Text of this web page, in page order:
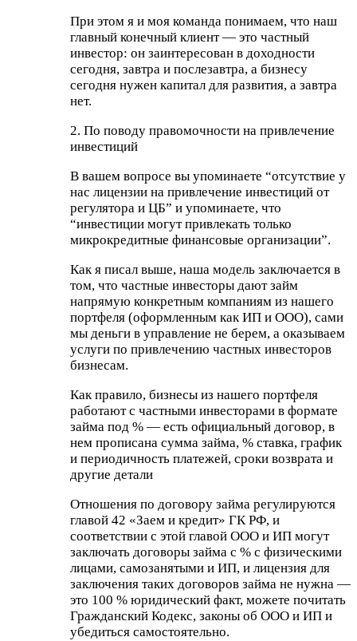
При этом я и моя команда понимаем, что наш
главный конечный клиент — это частный
инвестор: он заинтересован в доходности
сегодня, завтра и послезавтра, а бизнесу
сегодня нужен капитал для развития, а завтра
нет.
2. По поводу правомочности на привлечение
инвестиций
В вашем вопросе вы упоминаете “отсутствие у
нас лицензии на привлечение инвестиций от
регулятора и ЦБ” и упоминаете, что
“инвестиции могут привлекать только
микрокредитные финансовые организации”.
Как я писал выше, наша модель заключается в
том, что частные инвесторы дают займ
напрямую конкретным компаниям из нашего
портфеля (оформленным как ИП и ООО), сами
мы деньги в управление не берем, а оказываем
услуги по привлечению частных инвесторов
бизнесам.
Как правило, бизнесы из нашего портфеля
работают с частными инвесторами в формате
займа под % — есть официальный договор, в
нем прописана сумма займа, % ставка, график
и периодичность платежей, сроки возврата и
другие детали
Отношения по договору займа регулируются
главой 42 «Заем и кредит» ГК РФ, и
соответствии с этой главой ООО и ИП могут
заключать договоры займа с % с физическими
лицами, самозанятыми и ИП, и лицензия для
заключения таких договоров займа не нужна —
это 100 % юридический факт, можете почитать
Гражданский Кодекс, законы об ООО и ИП и
убедиться самостоятельно.